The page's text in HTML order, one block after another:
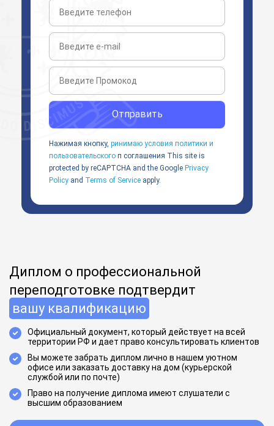
Отправить
Нажимая кнопку, ринимаю условия политики и
пользовательского п соглашения This site is
protected by reCAPTCHA and the Google Privacy
Policy and Terms of Service apply.
Диплом о профессиональной
переподготовке подтвердит
вашу квалификацию
Официальный документ, который действует на всей
территории РФ и дает право консультировать клиентов
Вы можете забрать диплом лично в нашем уютном
офисе или заказать доставку на дом (курьерской
службой или по почте)
Право на получение диплома имеют слушатели с
высшим образованием